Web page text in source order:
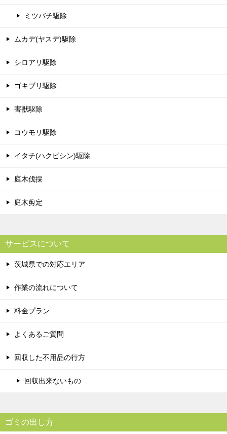
ミツバチ駆除
ムカデ(ヤスデ)駆除
シロアリ駆除
ゴキブリ駆除
害獣駆除
コウモリ駆除
イタチ(ハクビシン)駆除
庭木伐採
庭木剪定
サービスについて
茨城県での対応エリア
作業の流れについて
料金プラン
よくあるご質問
回収した不用品の行方
回収出来ないもの
ゴミの出し方